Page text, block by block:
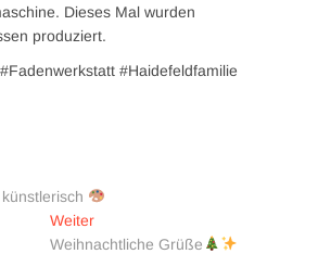
Dieses Mal wurden
produziert.
#Haidefeldfamilie
WeiterNächster
Beitrag:
Weihnachtliche Grüße